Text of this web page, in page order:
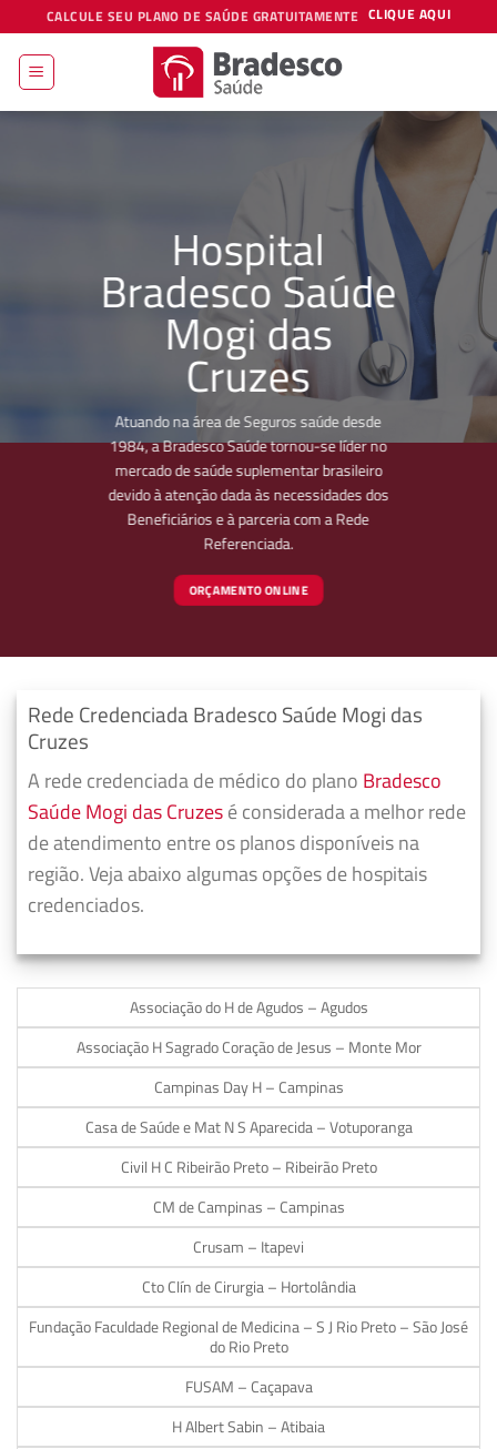
to
content
CALCULE SEU PLANO DE SAÚDE GRATUITAMENTE CLIQUE AQUI
Hospital
Bradesco Saúde
Mogi das
Cruzes
Atuando na área de Seguros saúde desde
1984, a Bradesco Saúde tornou-se líder no
mercado de saúde suplementar brasileiro
devido à atenção dada às necessidades dos
Beneficiários e à parceria com a Rede
Referenciada.
ORÇAMENTO ONLINE
Rede Credenciada Bradesco Saúde Mogi das
Cruzes
A rede credenciada de médico do plano Bradesco
Saúde Mogi das Cruzesé considerada a melhor rede
de atendimento entre os planos disponíveis na
região. Veja abaixo algumas opções de hospitais
credenciados.
Associação do H de Agudos – Agudos
Associação H Sagrado Coração de Jesus – Monte Mor
Campinas Day H – Campinas
Casa de Saúde e Mat N S Aparecida – Votuporanga
Civil H C Ribeirão Preto – Ribeirão Preto
CM de Campinas – Campinas
Crusam – Itapevi
Cto Clín de Cirurgia – Hortolândia
Fundação Faculdade Regional de Medicina – S J Rio Preto – São José
do Rio Preto
FUSAM – Caçapava
H Albert Sabin – Atibaia